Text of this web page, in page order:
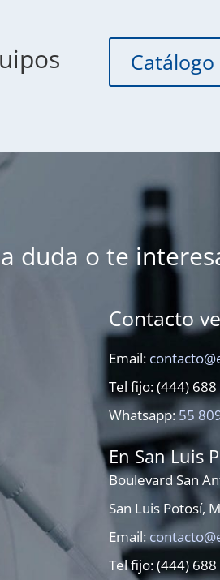
Catálogo
duda o te
Contacto
Email: contacto@
Tel fijo: (444)
Whatsapp:55
En San Luis
Boulevard San
San Luis Potosí,
Email: contacto@
Tel fijo: (444)